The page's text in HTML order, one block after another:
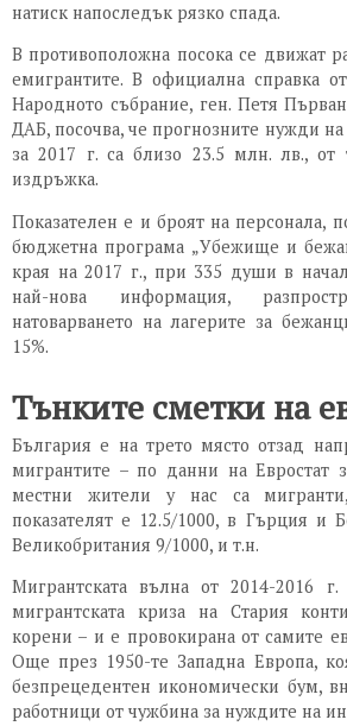
натиск напоследък рязко спада.
В противоположна посока се движат
емигрантите. В официална справка
Народното събрание, ген. Петя
ДАБ, посочва, че прогнозните нужди
за 2017 г. са близо 23.5 млн. лв., от
издръжка.
Показателен е и броят на персонала,
бюджетна програма „Убежище и
края на 2017 г., при 335 души в
най-нова информация,
натоварването на лагерите за
15%.
Тънките сметки на
България е на трето място отзад
мигрантите – по данни на Евростат
местни жители у нас са
показателят е 12.5/1000, в Гърция и
Великобритания 9/1000, и т.н.
Мигрантската вълна от 2014-2016
мигрантската криза на Стария
корени – и е провокирана от самите
Още през 1950-те Западна Европа,
безпрецедентен икономически бум,
работници от чужбина за нуждите на